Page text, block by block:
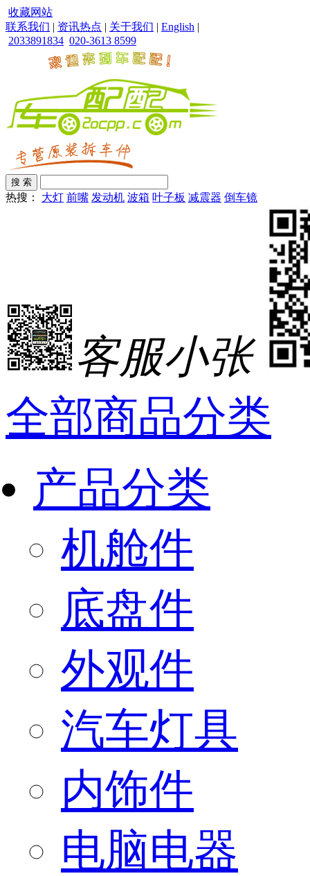
收藏网站
联系我们 | 资讯热点 | 关于我们 | English |
2033891834 020-3613 8599
热搜： 大灯 前嘴 发动机 波箱 叶子板 减震器 倒车镜
客服小张
全部商品分类
产品分类
机舱件
底盘件
外观件
汽车灯具
内饰件
电脑电器